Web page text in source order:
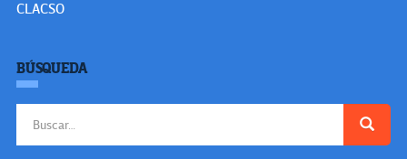
CLACSO
BÚSQUEDA